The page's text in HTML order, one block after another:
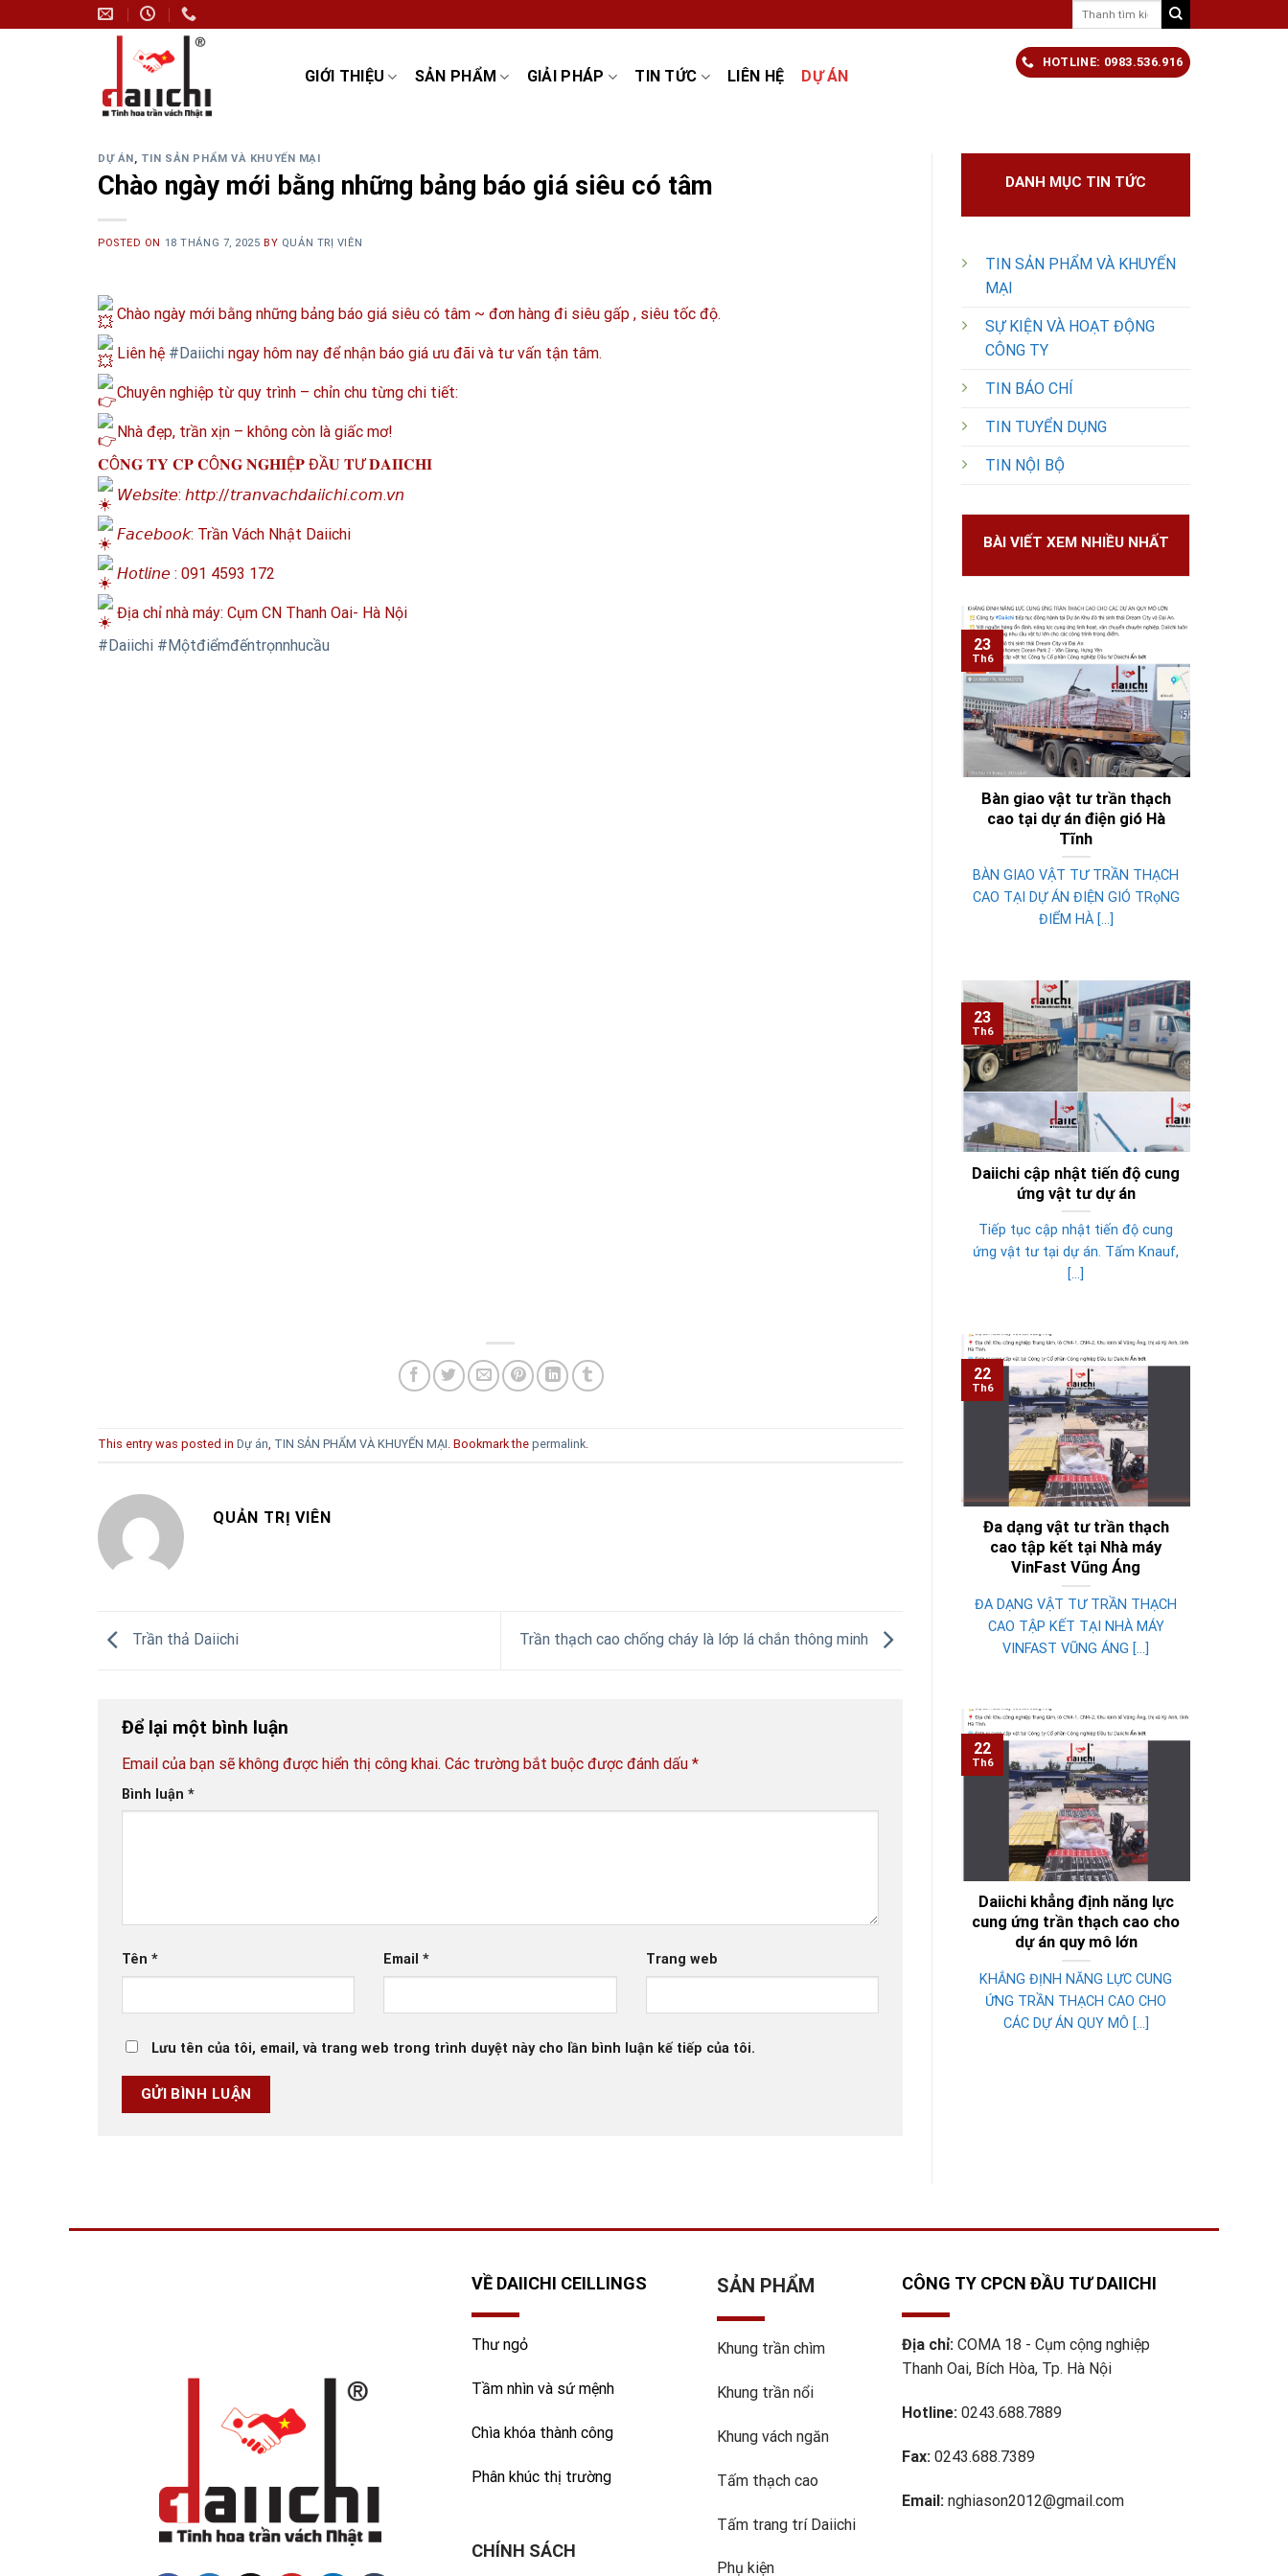
to
GIỚI THIỆU SẢN PHẨM GIẢI PHÁP TIN TỨC LIÊN HỆ DỰ ÁN
HOTLINE: 0983.536.916
DỰ ÁN, TIN SẢN PHẨM VÀ KHUYẾN MẠI
Chào ngày mới bằng những bảng báo giá siêu có tâm
POSTED ON 18 THÁNG 7, 2025 BY QUẢN TRỊ VIÊN
Chào ngày mới bằng những bảng báo giá siêu có tâm ~ đơn hàng đi siêu gấp , siêu tốc độ.
Liên hệ #Daiichi ngay hôm nay để nhận báo giá ưu đãi và tư vấn tận tâm.
Chuyên nghiệp từ quy trình – chỉn chu từng chi tiết:
Nhà đẹp, trần xịn – không còn là giấc mơ!
𝐂Ô𝐍𝐆 𝐓𝐘 𝐂𝐏 𝐂Ô𝐍𝐆 𝐍𝐆𝐇𝐈Ệ𝐏 ĐẦ𝐔 𝐓Ư 𝐃𝐀𝐈𝐈𝐂𝐇𝐈
𝘞𝘦𝘣𝘴𝘪𝘵𝘦: 𝘩𝘵𝘵𝘱://𝘵𝘳𝘢𝘯𝘷𝘢𝘤𝘩𝘥𝘢𝘪𝘪𝘤𝘩𝘪.𝘤𝘰𝘮.𝘷𝘯
𝘍𝘢𝘤𝘦𝘣𝘰𝘰𝘬: Trần Vách Nhật Daiichi
𝘏𝘰𝘵𝘭𝘪𝘯𝘦 : 091 4593 172
Địa chỉ nhà máy: Cụm CN Thanh Oai- Hà Nội
#Daiichi #Mộtđiểmđếntrọnnhucầu
This entry was posted in Dự án TIN SẢN PHẨM VÀ KHUYẾN MẠI . Bookmark the permalink
QUẢN TRỊ VIÊN
Trần thả Daiichi Trần thạch cao chống cháy là lớp lá chắn thông minh
Để lại một bình luận
Email của bạn sẽ không được hiển thị công khai. Các trường bắt buộc được đánh dấu *
Bình luận *
Tên * Email* Trang web
Lưu tên của tôi, email, và trang web trong trình duyệt này cho lần bình luận kế tiếp của tôi.
DANH MỤC TIN TỨC
TIN SẢN PHẨM VÀ KHUYẾN
MẠI
SỰ KIỆN VÀ HOẠT ĐỘNG
CÔNG TY
TIN BÁO CHÍ
TIN TUYỂN DỤNG
TIN NỘI BỘ
BÀI VIẾT XEM NHIỀU NHẤT
Bàn giao vật tư trần thạch
cao tại dự án điện gió Hà
Tĩnh
BÀN GIAO VẬT TƯ TRẦN THẠCH
CAO TẠI DỰ ÁN ĐIỆN GIÓ TRọNG
ĐIỂM HÀ [...]
23
Th6
Daiichi cập nhật tiến độ cung
ứng vật tư dự án
Tiếp tục cập nhật tiến độ cung
ứng vật tư tại dự án. Tấm Knauf,
[...]
23
Th6
Đa dạng vật tư trần thạch
cao tập kết tại Nhà máy
VinFast Vũng Áng
ĐA DẠNG VẬT TƯ TRẦN THẠCH
CAO TẬP KẾT TẠI NHÀ MÁY
VINFAST VŨNG ÁNG [...]
22
Th6
Daiichi khẳng định năng lực
cung ứng trần thạch cao cho
dự án quy mô lớn
KHẮNG ĐỊNH NĂNG LỰC CUNG
ỨNG TRẦN THẠCH CAO CHO
CÁC DỰ ÁN QUY MÔ [...]
22
Th6
VỀ DAIICHI CEILLINGS
Thư ngỏ
Tầm nhìn và sứ mệnh
Chìa khóa thành công
Phân khúc thị trường
CHÍNH SÁCH
SẢN PHẨM
Khung trần chìm
Khung trần nổi
Khung vách ngăn
Tấm thạch cao
Tấm trang trí Daiichi
Phụ kiện
CÔNG TY CPCN ĐẦU TƯ DAIICHI
Địa chỉ:COMA 18 - Cụm cộng nghiệp
Thanh Oai, Bích Hòa, Tp. Hà Nội
Hotline: 0243.688.7889
Fax: 0243.688.7389
Email: nghiason2012@gmail.com